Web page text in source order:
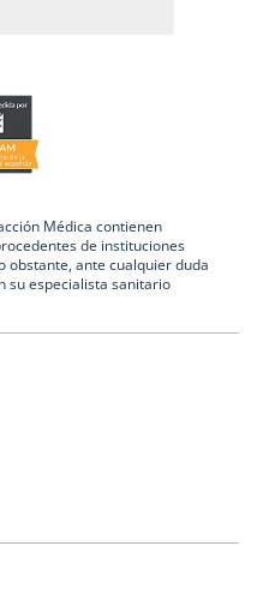
Médica contienen
de instituciones
obstante, ante cualquier duda
su especialista sanitario